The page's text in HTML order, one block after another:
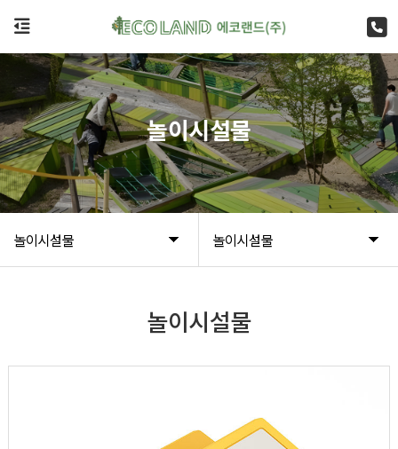
놀이시설물 놀이시설물
놀이시설물
놀이시설물